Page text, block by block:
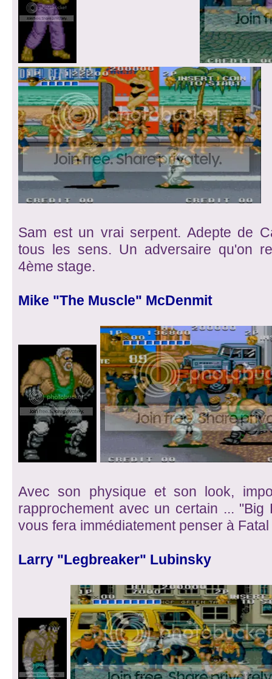
Sam est un vrai serpent. Adepte de
tous les sens. Un adversaire qu'on
4ème stage.
Mike "The Muscle" McDenmit
Avec son physique et son look,
rapprochement avec un certain ... "Big
vous fera immédiatement penser à
Larry "Legbreaker" Lubinsky